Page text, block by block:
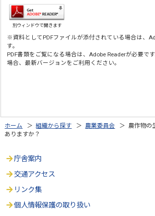
別ウィンドウで開きます
※資料としてPDFファイルが添付されている場合は、
す。
PDF書類をご覧になる場合は、Adobe Readerが必要で
場合、最新バージョンをご利用ください。
ホーム ＞組織から探す ＞ 農業委員会 ＞ 農作物の
ありますか？
庁舎案内
交通アクセス
リンク集
個人情報保護の取り扱い